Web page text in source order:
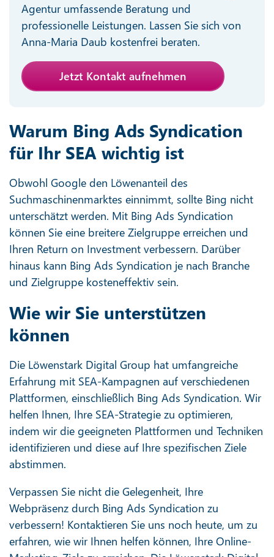
Agentur umfassende Beratung und
professionelle Leistungen. Lassen Sie sich von
Anna-Maria Daub kostenfrei beraten.
Jetzt Kontakt aufnehmen
Warum Bing Ads Syndication
für Ihr SEA wichtig ist
Obwohl Google den Löwenanteil des
Suchmaschinenmarktes einnimmt, sollte Bing nicht
unterschätzt werden. Mit Bing Ads Syndication
können Sie eine breitere Zielgruppe erreichen und
Ihren Return on Investment verbessern. Darüber
hinaus kann Bing Ads Syndication je nach Branche
und Zielgruppe kosteneffektiv sein.
Wie wir Sie unterstützen
können
Die Löwenstark Digital Group hat umfangreiche
Erfahrung mit SEA-Kampagnen auf verschiedenen
Plattformen, einschließlich Bing Ads Syndication. Wir
helfen Ihnen, Ihre SEA-Strategie zu optimieren,
indem wir die geeigneten Plattformen und Techniken
identifizieren und diese auf Ihre spezifischen Ziele
abstimmen.
Verpassen Sie nicht die Gelegenheit, Ihre
Webpräsenz durch Bing Ads Syndication zu
verbessern! Kontaktieren Sie uns noch heute, um zu
erfahren, wie wir Ihnen helfen können, Ihre Online-